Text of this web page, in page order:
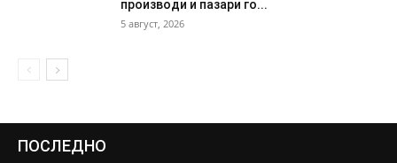
производи и пазари го...
5 август, 2026
ПОСЛЕДНО